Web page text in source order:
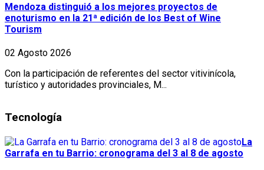
Mendoza distinguió a los mejores proyectos de
enoturismo en la 21ª edición de los Best of Wine
Tourism
02 Agosto 2026
Con la participación de referentes del sector vitivinícola,
turístico y autoridades provinciales, M...
Tecnología
La
Garrafa en tu Barrio: cronograma del 3 al 8 de agosto